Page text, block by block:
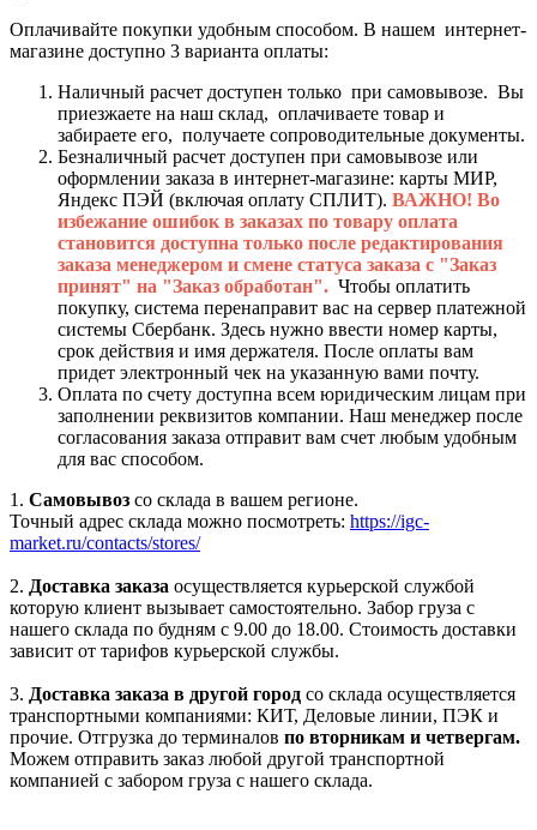
Оплачивайте покупки удобным способом. В нашем интернет-
магазине доступно 3 варианта оплаты:
Наличный расчет доступен только при самовывозе. Вы
приезжаете на наш склад, оплачиваете товар и
забираете его, получаете сопроводительные документы.
Безналичный расчет доступен при самовывозе или
оформлении заказа в интернет-магазине: карты МИР,
Яндекс ПЭЙ (включая оплату СПЛИТ). ВАЖНО! Во
избежание ошибок в заказах по товару оплата
становится доступна только после редактирования
заказа менеджером и смене статуса заказа с "Заказ
принят" на "Заказ обработан". Чтобы оплатить
покупку, система перенаправит вас на сервер платежной
системы Сбербанк. Здесь нужно ввести номер карты,
срок действия и имя держателя. После оплаты вам
придет электронный чек на указанную вами почту.
Оплата по счету доступна всем юридическим лицам при
заполнении реквизитов компании. Наш менеджер после
согласования заказа отправит вам счет любым удобным
для вас способом.
1. Самовывоз со склада в вашем регионе.
Точный адрес склада можно посмотреть: https://igc-
market.ru/contacts/stores/
2. Доставка заказа осуществляется курьерской службой
которую клиент вызывает самостоятельно. Забор груза с
нашего склада по будням с 9.00 до 18.00. Стоимость доставки
зависит от тарифов курьерской службы.
3. Доставка заказа в другой город со склада осуществляется
транспортными компаниями: КИТ, Деловые линии, ПЭК и
прочие. Отгрузка до терминалов по вторникам и четвергам.
Можем отправить заказ любой другой транспортной
компанией с забором груза с нашего склада.